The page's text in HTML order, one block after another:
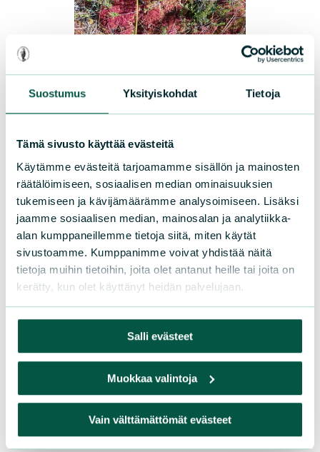
Suostumus Yksityiskohdat Tietoja
Tämä sivusto käyttää evästeitä
Käytämme evästeitä tarjoamamme sisällön ja mainosten
räätälöimiseen, sosiaalisen median ominaisuuksien
tukemiseen ja kävijämäärämme analysoimiseen. Lisäksi
jaamme sosiaalisen median, mainosalan ja analytiikka-
alan kumppaneillemme tietoja siitä, miten käytät
sivustoamme. Kumppanimme voivat yhdistää näitä
tietoja muihin tietoihin, joita olet antanut heille tai joita on
kerätty, kun olet käyttänyt heidän palvelujaan.
Salli evästeet
Muokkaa valintoja
Vain välttämättömät evästeet
Puhelinapsit avuksi ja
iloksi
TiiraNomadi on erittäin kätevä apu
yksittäisen lintuhavainnon
ilmoittamiseen. Sovelluksen avulla saat
havainnoijan paikan automaattisesti
näpätä kätevästi kartalle linnun paikan.
Kunnan ja paikan nimikin tulevat
automaattisesti samoin kuin
havaintohetken reaaliaikainen
päivämäärä ja kellonaika, jos niin haluat.
Ennustavan syötön avulla saat valittua
oikean lajin listalta yleensän jo 3-4